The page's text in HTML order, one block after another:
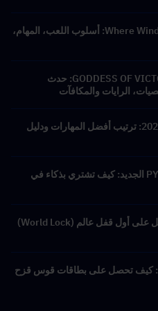
دليل حدث Where Winds Meet Summer Spree: أسلوب اللعب، المهام،
دليل تعاون GODDESS OF VICTORY: NIKKE × Persona: حدث
قائمة مستويات مهارات البقاء للبط 2026: ترتيب أفضل المهارات ودليل
Marvel Rivals تقدم تنسيق حزمة PYO الجديد: كيف تشتري بذكاء في
دليل المبتدئين في Growtopia: احصل على أول قفل عالم (World Lock)
دليل شحن Punishing Gray Raven: كيف تحصل على بطاقات قوس قزح